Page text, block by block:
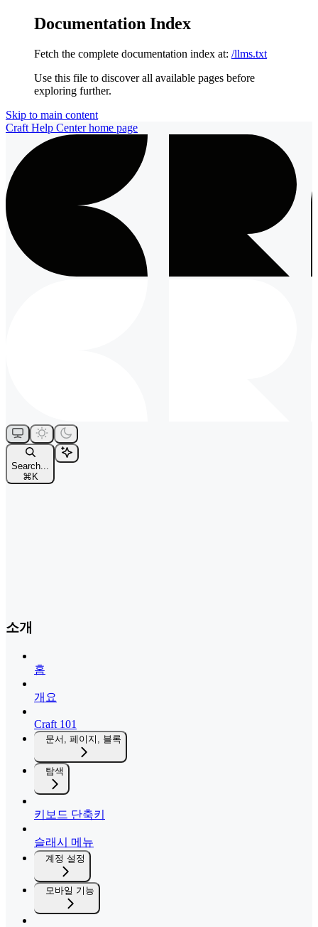
Documentation Index
Fetch the complete documentation index at: /llms.txt
Use this file to discover all available pages before
exploring further.
Skip to main content
Craft Help Centerhome page
Search...
⌘ K
소개
홈
개요
Craft 101
문서, 페이지, 블록
탐색
키보드 단축키
슬래시 메뉴
계정 설정
모바일 기능